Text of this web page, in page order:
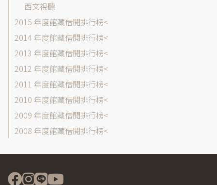
西文視聽
2015 年度館藏借閱排行榜
2014 年度館藏借閱排行榜
2013 年度館藏借閱排行榜
2012 年度館藏借閱排行榜
2011 年度館藏借閱排行榜
2010 年度館藏借閱排行榜
2009 年度館藏借閱排行榜
2008 年度館藏借閱排行榜